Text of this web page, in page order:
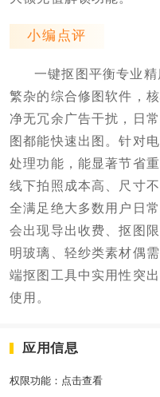
小编点评
一键抠图平衡专业
繁杂的综合修图软件，
净无冗余广告干扰，日
图都能快速出图。针对
处理功能，能显著节省
线下拍照成本高、尺寸
全满足绝大多数用户日
会出现导出收费、抠图
明玻璃、轻纱类素材偶
端抠图工具中实用性突
使用。
应用信息
权限功能： 点击查看